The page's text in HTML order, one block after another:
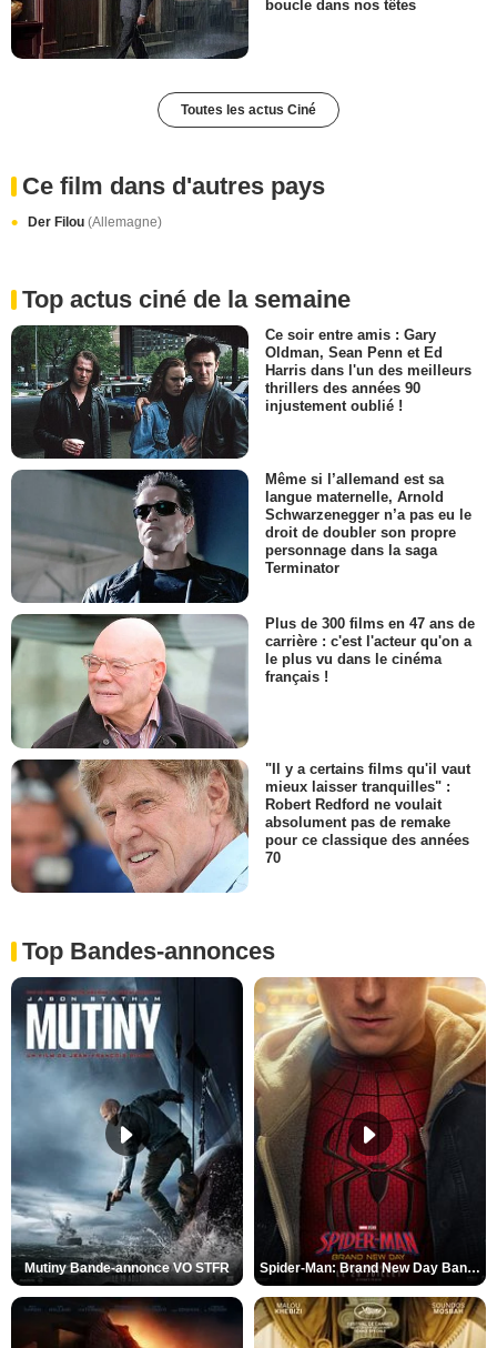
boucle dans nos têtes
Toutes les actus Ciné
Ce film dans d'autres pays
Der Filou (Allemagne)
Top actus ciné de la semaine
Ce soir entre amis : Gary
Oldman, Sean Penn et Ed
Harris dans l'un des meilleurs
thrillers des années 90
injustement oublié !
Même si l’allemand est sa
langue maternelle, Arnold
Schwarzenegger n’a pas eu le
droit de doubler son propre
personnage dans la saga
Terminator
Plus de 300 films en 47 ans de
carrière : c'est l'acteur qu'on a
le plus vu dans le cinéma
français !
"Il y a certains films qu'il vaut
mieux laisser tranquilles" :
Robert Redford ne voulait
absolument pas de remake
pour ce classique des années
70
Top Bandes-annonces
Mutiny Bande-annonce VO STFR Spider-Man: Brand New Day Bande-annonce VO STFR